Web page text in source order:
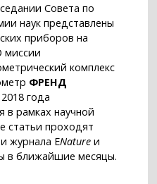
Совета по
наук представлены
приборов на
миссии
комплекс
ФРЕНД
года
рамках научной
статьи проходят
журнала ENature и
в ближайшие месяцы.